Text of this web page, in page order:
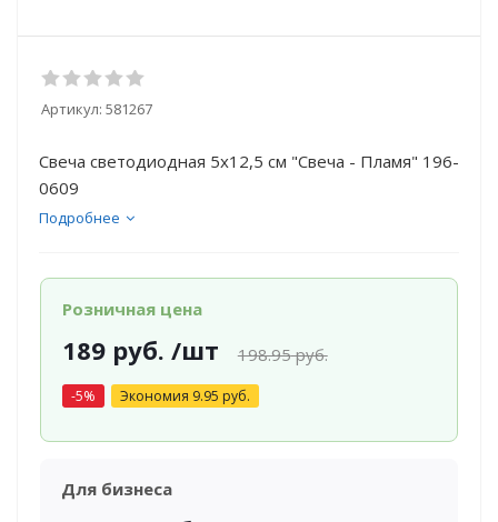
Артикул: 581267
Свеча светодиодная 5х12,5 см "Свеча - Пламя" 196-
0609
Подробнее
Розничная цена
189руб. /шт 198.95руб.
-5% Экономия 9.95 руб.
Для бизнеса